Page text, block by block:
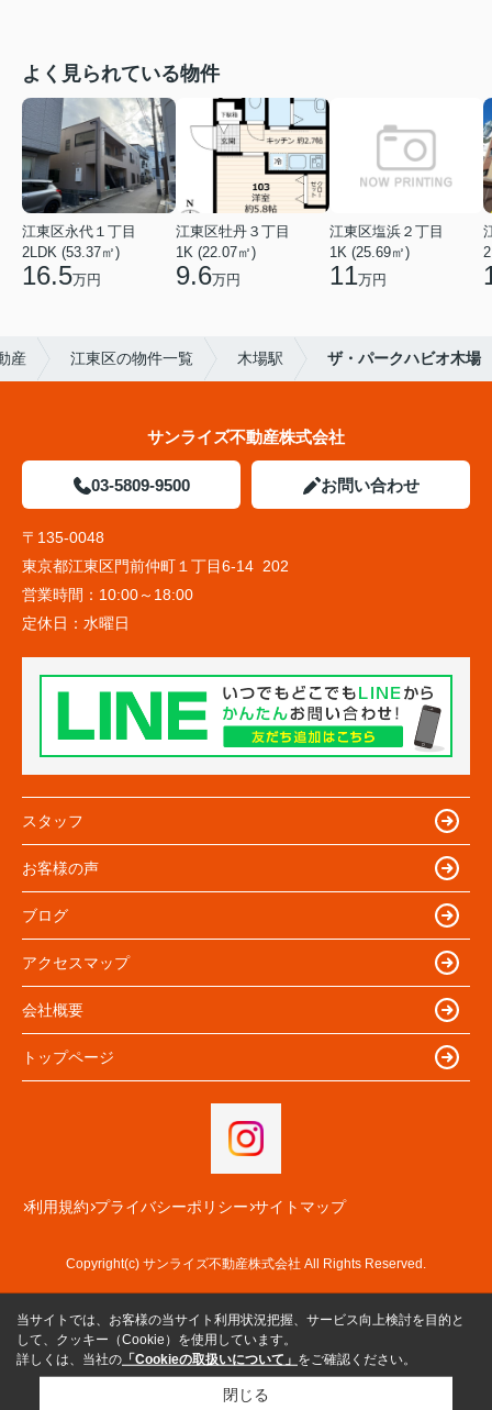
よく見られている物件
江東区永代１丁目
2LDK (53.37㎡)
16.5万円
江東区牡丹３丁目
1K (22.07㎡)
9.6万円
江東区塩浜２丁目
1K (25.69㎡)
11万円
産 江東区の物件一覧 木場駅 ザ・パークハビオ木場
サンライズ不動産株式会社
03-5809-9500 お問い合わせ
〒135-0048
東京都江東区門前仲町１丁目6-14 202
営業時間： 10:00～18:00
定休日： 水曜日
スタッフ
お客様の声
ブログ
アクセスマップ
会社概要
トップページ
利用規約 プライバシーポリシー サイトマップ
Copyright(c) サンライズ不動産株式会社 All Rights Reserved.
当サイトでは、お客様の当サイト利用状況把握、サービス向上検討を目的と
して、クッキー（Cookie）を使用しています。
詳しくは、当社の 「Cookieの取扱いについて」 をご確認ください。
閉じる